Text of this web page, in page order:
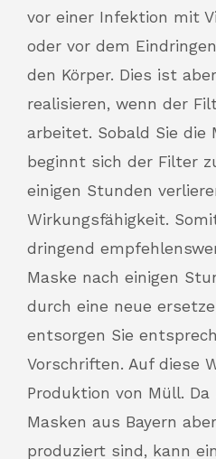
vor einer Infektion mit
oder vor dem
den Körper. Dies ist
realisieren, wenn der
arbeitet. Sobald Sie die
beginnt sich der Filter
einigen Stunden
Wirkungsfähigkeit.
dringend
Maske nach einigen
durch eine neue
entsorgen Sie
Vorschriften. Auf diese
Produktion von Müll. Da
Masken aus Bayern
produziert sind, kann